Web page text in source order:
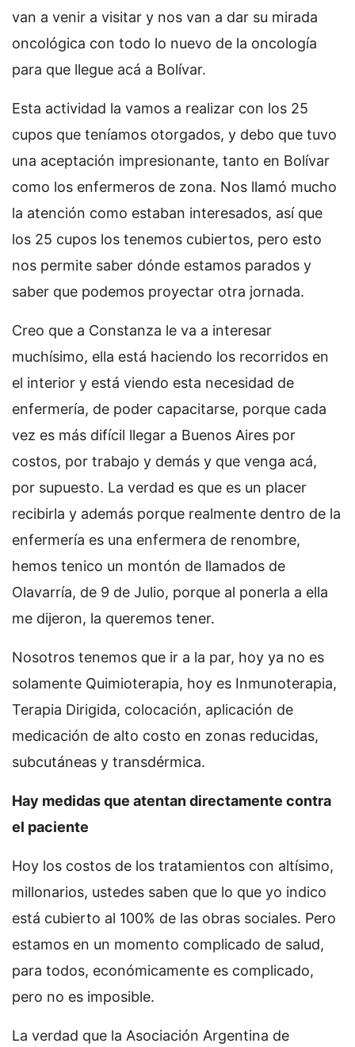
van a venir a visitar y nos van a dar su mirada
oncológica con todo lo nuevo de la oncología
para que llegue acá a Bolívar.
Esta actividad la vamos a realizar con los 25
cupos que teníamos otorgados, y debo que tuvo
una aceptación impresionante, tanto en Bolívar
como los enfermeros de zona. Nos llamó mucho
la atención como estaban interesados, así que
los 25 cupos los tenemos cubiertos, pero esto
nos permite saber dónde estamos parados y
saber que podemos proyectar otra jornada.
Creo que a Constanza le va a interesar
muchísimo, ella está haciendo los recorridos en
el interior y está viendo esta necesidad de
enfermería, de poder capacitarse, porque cada
vez es más difícil llegar a Buenos Aires por
costos, por trabajo y demás y que venga acá,
por supuesto. La verdad es que es un placer
recibirla y además porque realmente dentro de la
enfermería es una enfermera de renombre,
hemos tenico un montón de llamados de
Olavarría, de 9 de Julio, porque al ponerla a ella
me dijeron, la queremos tener.
Nosotros tenemos que ir a la par, hoy ya no es
solamente Quimioterapia, hoy es Inmunoterapia,
Terapia Dirigida, colocación, aplicación de
medicación de alto costo en zonas reducidas,
subcutáneas y transdérmica.
Hay medidas que atentan directamente contra
el paciente
Hoy los costos de los tratamientos con altísimo,
millonarios, ustedes saben que lo que yo indico
está cubierto al 100% de las obras sociales. Pero
estamos en un momento complicado de salud,
para todos, económicamente es complicado,
pero no es imposible.
La verdad que la Asociación Argentina de